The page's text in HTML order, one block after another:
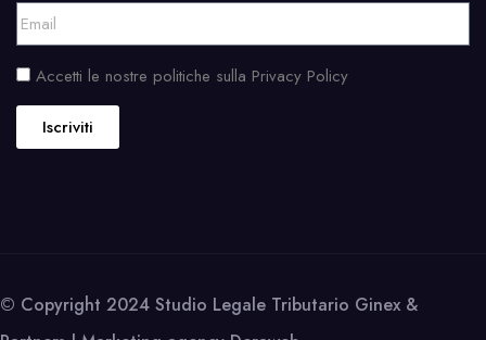
Accetti le nostre politiche sulla Privacy Policy
Iscriviti
© Copyright 2024 Studio Legale Tributario Ginex &